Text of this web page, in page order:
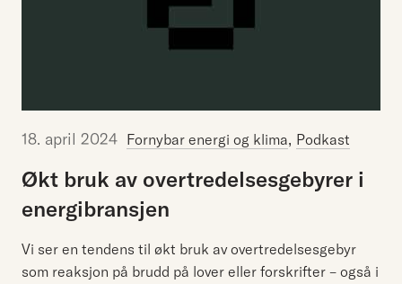
18. april 2024 Fornybar energi og klima, Podkast
Økt bruk av overtredelsesgebyrer i
energibransjen
Vi ser en tendens til økt bruk av overtredelsesgebyr
som reaksjon på brudd på lover eller forskrifter – også i